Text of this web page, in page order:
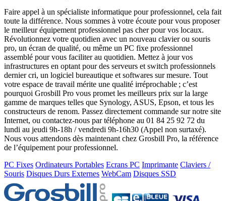
Faire appel à un spécialiste informatique pour professionnel, cela fait
toute la différence. Nous sommes à votre écoute pour vous proposer
le meilleur équipement professionnel pas cher pour vos locaux.
Révolutionnez votre quotidien avec un nouveau clavier ou souris
pro, un écran de qualité, ou même un PC fixe professionnel
assemblé pour vous faciliter au quotidien. Mettez à jour vos
infrastructures en optant pour des serveurs et switch professionnels
dernier cri, un logiciel bureautique et softwares sur mesure. Tout
votre espace de travail mérite une qualité irréprochable ; c’est
pourquoi Grosbill Pro vous promet les meilleurs prix sur la large
gamme de marques telles que Synology, ASUS, Epson, et tous les
constructeurs de renom. Passez directement commande sur notre site
Internet, ou contactez-nous par téléphone au 01 84 25 92 72 du
lundi au jeudi 9h-18h / vendredi 9h-16h30 (Appel non surtaxé).
Nous vous attendons dès maintenant chez Grosbill Pro, la référence
de l’équipement pour professionnel.
PC Fixes Ordinateurs Portables Ecrans PC Imprimante Claviers /
Souris Disques Durs Externes WebCam Disques SSD